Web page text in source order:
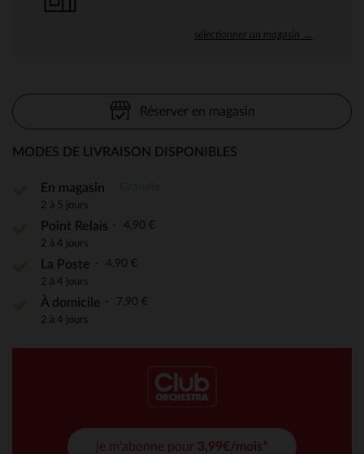
sélectionner un magasin →
Réserver en magasin
MODES DE LIVRAISON DISPONIBLES
En magasin
2 à 5 jours
Point Relais 4,90 €
2 à 4 jours
La Poste 4,90 €
2 à 4 jours
À domicile 7,90 €
2 à 4 jours
je m'abonne pour 3,99€/mois*